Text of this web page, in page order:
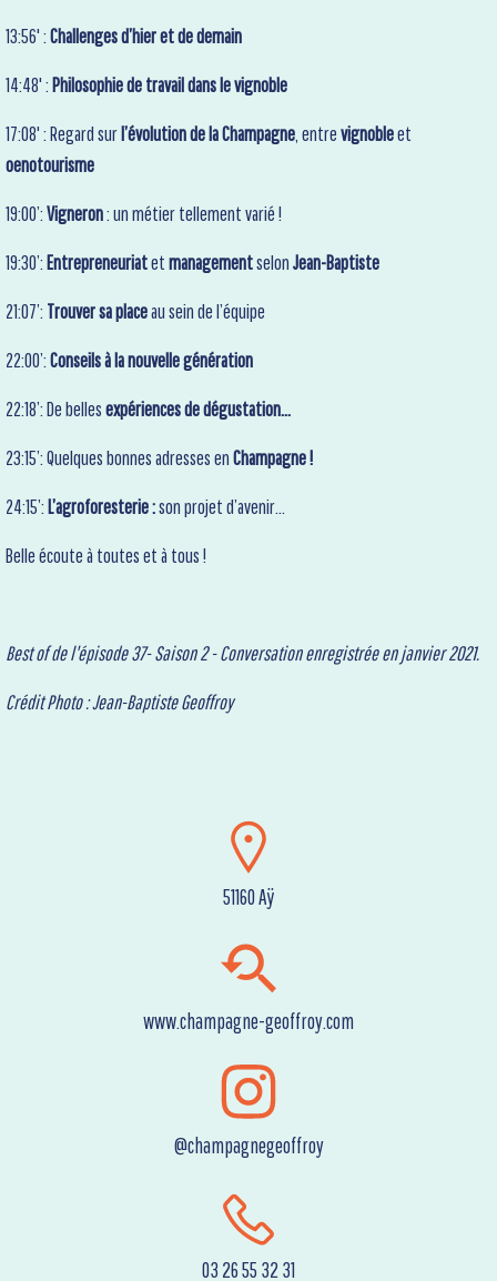
13:56' :Challenges d’hier et de demain
14:48' : Philosophie de travail dans le vignoble
17:08' : Regard surl’évolution de la Champagne, entrevignobleet
oenotourisme
19:00’:Vigneron: un métier tellement varié !
19:30’: EntrepreneuriatetmanagementselonJean-Baptiste
21:07’: Trouver sa placeau sein de l’équipe
22:00’:Conseils à la nouvelle génération
22:18’:De bellesexpériences de dégustation…
23:15’:Quelques bonnes adresses enChampagne !
24:15’: L’agroforesterie :son projet d’avenir…
Belle écoute à toutes et à tous !
Best of de l'épisode 37- Saison 2 - Conversation enregistrée en janvier 2021.
Crédit Photo : Jean-Baptiste Geoffroy
51160 Aÿ
www.champagne-geoffroy.com
@champagnegeoffroy
03 26 55 32 31